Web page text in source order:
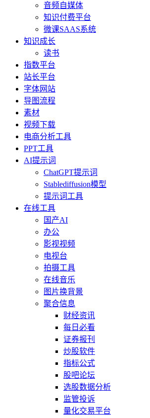
音频自媒体
知识付费平台
微课SAAS系统
知识成长
读书
指数平台
站长平台
字体网站
导图流程
素材
视频下载
电商分析工具
PPT工具
AI提示词
ChatGPT提示词
Stablediffusion模型
提示词工具
在线工具
国产AI
办公
影视视频
电视台
拍摄工具
在线音乐
图片换背景
聚合信息
财经资讯
每日必看
证券报刊
炒股软件
指标公式
股吧论坛
选股数据分析
监管投诉
量化交易平台